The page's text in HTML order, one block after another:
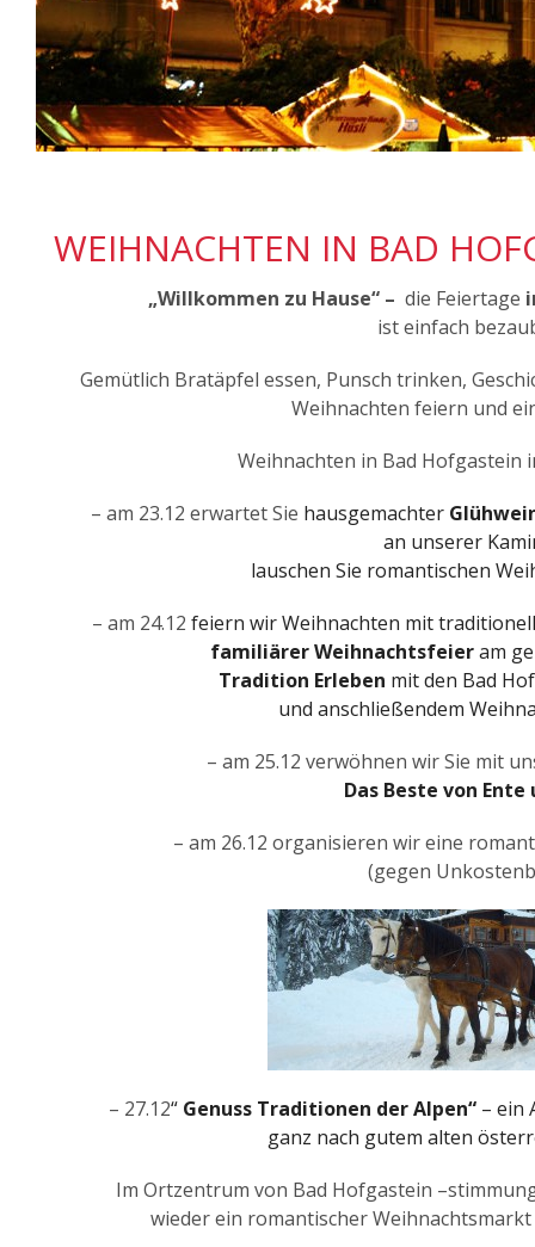
WEIHNACHTEN IN BAD
„Willkommen zu Hause“ – die Feiertage
ist einfach
Gemütlich Bratäpfel essen, Punsch trinken,
Weihnachten feiern und
Weihnachten in Bad Hofgastein
– am 23.12 erwartet Sie hausgemachter
an unserer
lauschen Sie romantischen
– am 24.12 feiern wir Weihnachten mit
familiärer Weihnachtsfeieram
Tradition Erleben mit den Bad
und anschließendem
– am 25.12 verwöhnen wir Sie mit
Das Beste von Ente
– am 26.12 organisieren wir eine
(gegen
– 27.12“ Genuss Traditionen der Alpen“ – ein
ganz nach gutem alten
Im Ortzentrum von Bad Hofgastein
wieder ein romantischer